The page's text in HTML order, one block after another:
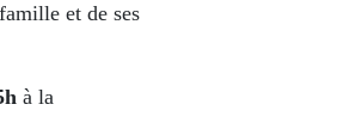
et de ses
à la